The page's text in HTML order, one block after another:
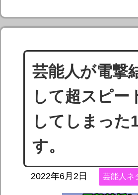
芸能人が電撃
して超スピー
してしまった
す。
2022年6月2日 芸能人ネ